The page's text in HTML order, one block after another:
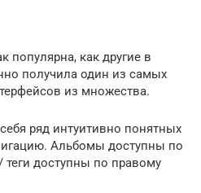
популярна, как другие в
получила один из самых
из множества.
ряд интуитивно понятных
Альбомы доступны по
доступны по правому